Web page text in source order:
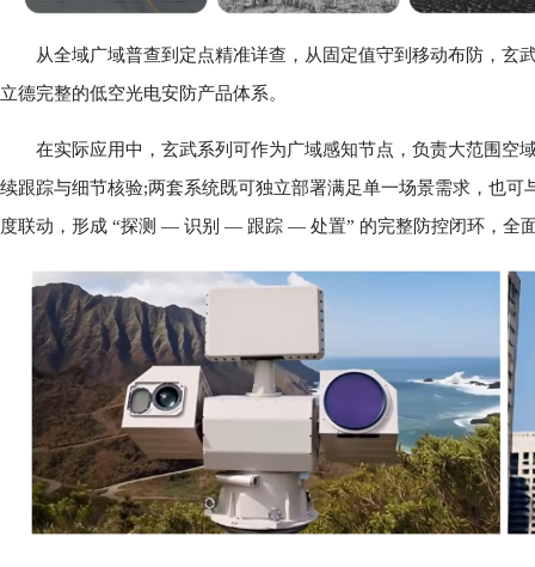
从全域广域普查到定点精准详查，从固定值守到移动布防，玄
立德完整的低空光电安防产品体系。
在实际应用中，玄武系列可作为广域感知节点，负责大范围空
续跟踪与细节核验;两套系统既可独立部署满足单一场景需求，也
度联动，形成 “探测 — 识别 — 跟踪 — 处置” 的完整防控闭环，全